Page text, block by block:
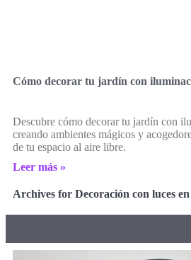
Cómo decorar tu jardín con
Descubre cómo decorar tu jardín con
creando ambientes mágicos y
de tu espacio al aire libre.
Leer más »
Archives for Decoración con luces